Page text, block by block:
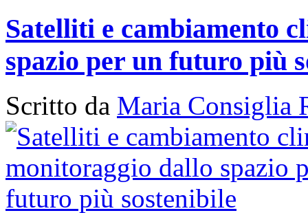
Satelliti e cambiamento
spazio per un futuro più
Scritto da Maria Consiglia